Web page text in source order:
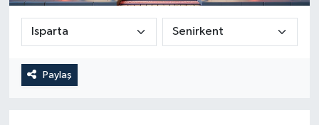
Paylaş
Güncel
Kültür & Sanat